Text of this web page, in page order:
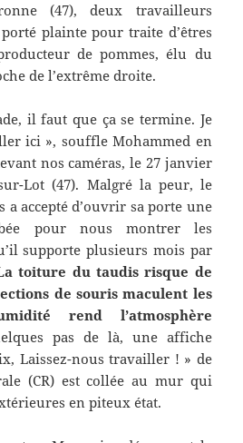
(47), deux travailleurs
plainte pour traite d’êtres
de pommes, élu du
de l’extrême droite.
il faut que ça se termine. Je
ici », souffle Mohammed en
nos caméras, le 27 janvier
Lot (47). Malgré la peur, le
a accepté d’ouvrir sa porte une
pour nous montrer les
supporte plusieurs mois par
toiture du taudis risque de
de souris maculent les
rend l’atmosphère
pas de là, une affiche
Laissez-nous travailler ! » de
(CR) est collée au mur qui
en piteux état.